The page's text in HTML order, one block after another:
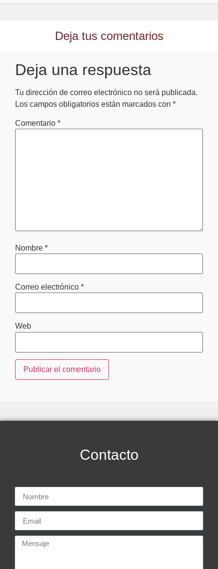
Deja tus comentarios
Deja una respuesta
Tu dirección de correo electrónico no será publicada.
Los campos obligatorios están marcados con*
Comentario*
Nombre*
Correo electrónico*
Web
Contacto